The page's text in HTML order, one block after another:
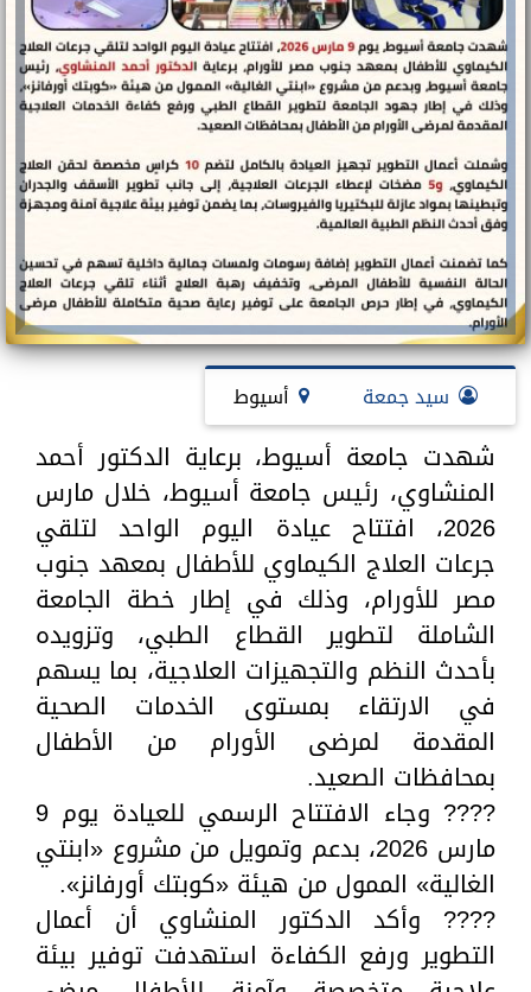
سيد جمعة أسيوط
شهدت جامعة أسيوط، برعاية الدكتور أحمد
المنشاوي، رئيس جامعة أسيوط، خلال مارس
2026، افتتاح عيادة اليوم الواحد لتلقي
جرعات العلاج الكيماوي للأطفال بمعهد جنوب
مصر للأورام، وذلك في إطار خطة الجامعة
الشاملة لتطوير القطاع الطبي، وتزويده
بأحدث النظم والتجهيزات العلاجية، بما يسهم
في الارتقاء بمستوى الخدمات الصحية
المقدمة لمرضى الأورام من الأطفال
بمحافظات الصعيد.
???? وجاء الافتتاح الرسمي للعيادة يوم 9
مارس 2026، بدعم وتمويل من مشروع «ابنتي
الغالية» الممول من هيئة «كوبتك أورفانز».
???? وأكد الدكتور المنشاوي أن أعمال
التطوير ورفع الكفاءة استهدفت توفير بيئة